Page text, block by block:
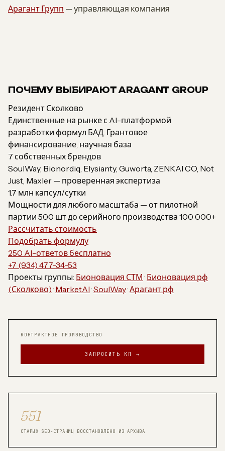
Арагант Групп — управляющая компания
ПОЧЕМУ ВЫБИРАЮТ ARAGANT GROUP
Резидент Сколково
Единственные на рынке с AI-платформой
разработки формул БАД. Грантовое
финансирование, научная база
7 собственных брендов
SoulWay, Bionordiq, Elysianty, Guworta, ZENKAI CO, Not
Just, Maxler — проверенная экспертиза
1.7 млн капсул/сутки
Мощности для любого масштаба — от пилотной
партии 500 шт до серийного производства 100 000+
Рассчитать стоимость
Подобрать формулу
250 AI-ответов бесплатно
+7 (934) 477-34-53
Проекты группы: Бионовация СТМ · Бионовация.рф
(Сколково)· MarketAI·SoulWay·Арагант.рф
КОНТРАКТНОЕ ПРОИЗВОДСТВО
ЗАПРОСИТЬ КП →
551
СТАРЫХ SEO-СТРАНИЦ ВОССТАНОВЛЕНО ИЗ АРХИВА